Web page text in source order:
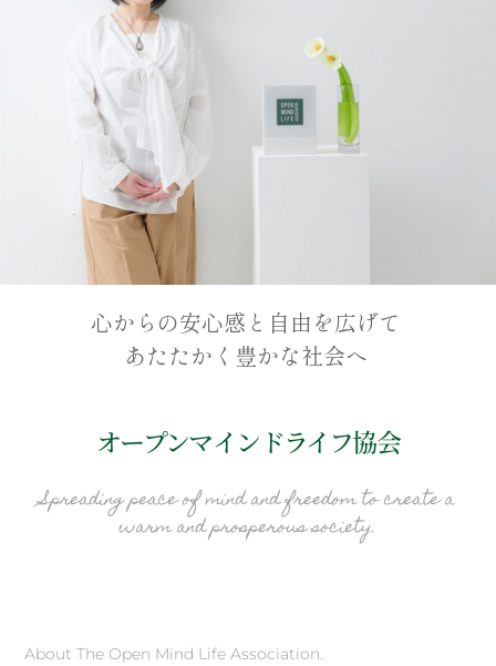
心からの安心感と自由を広げて
あたたかく豊かな社会へ
オープンマインドライフ協会
Spreading peace of mind and freedom to create a
warm and prosperous society.
About The Open Mind Life Association.